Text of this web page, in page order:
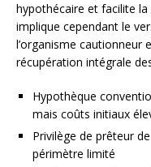
hypothécaire et facilite la
implique cependant le
l’organisme cautionneur
récupération intégrale
Hypothèque
mais coûts initiaux
Privilège de prêteur
périmètre limité